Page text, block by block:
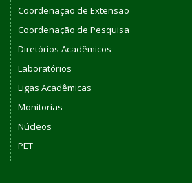
Coordenação de Extensão
Coordenação de Pesquisa
Diretórios Acadêmicos
Laboratórios
Ligas Acadêmicas
Monitorias
Núcleos
PET